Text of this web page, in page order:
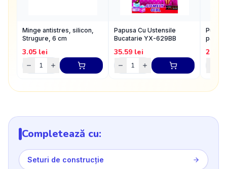
Minge antistres, silicon,
Strugure, 6 cm
3.05 lei
Papusa Cu Ustensile
Bucatarie YX-629BB
35.59 lei 20.23
Completează cu:
Seturi de construcție